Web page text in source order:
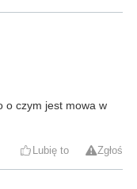
o czym jest mowa w
Lubię to Zgłoś